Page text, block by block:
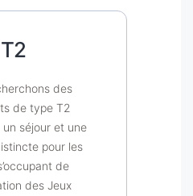
T2
des
de type T2
séjour et une
pour les
de
des Jeux